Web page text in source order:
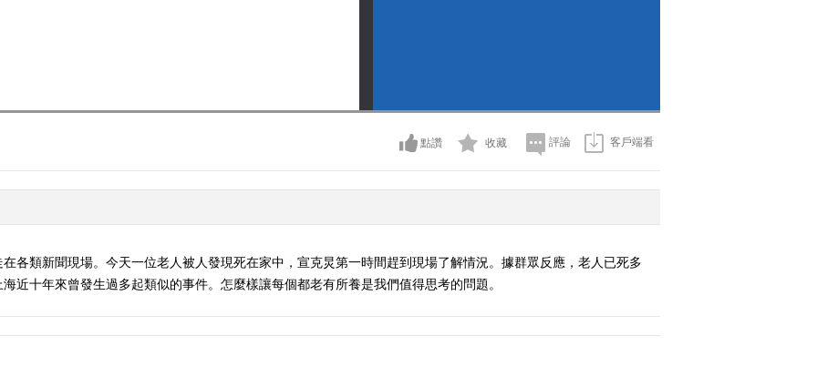
點讚 收藏 評論 客戶端看
各類新聞現場。今天一位老人被人發現死在家中，宣克炅第一時間趕到現場了解情況。據群眾反應，老人已死多
近十年來曾發生過多起類似的事件。怎麼樣讓每個都老有所養是我們值得思考的問題。